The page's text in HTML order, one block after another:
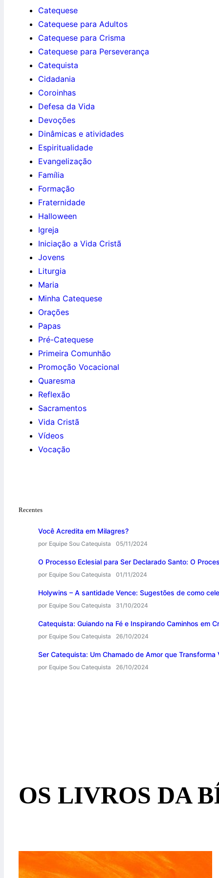
Catequese
Catequese para Adultos
Catequese para Crisma
Catequese para Perseverança
Catequista
Cidadania
Coroinhas
Defesa da Vida
Devoções
Dinâmicas e atividades
Espiritualidade
Evangelização
Família
Formação
Fraternidade
Halloween
Igreja
Iniciação a Vida Cristã
Jovens
Liturgia
Maria
Minha Catequese
Orações
Papas
Pré-Catequese
Primeira Comunhão
Promoção Vocacional
Quaresma
Reflexão
Sacramentos
Vida Cristã
Vídeos
Vocação
Recentes
Você Acredita em Milagres?
por Equipe Sou Catequista 05/11/2024
O Processo Eclesial para Ser Declarado Santo: O
por Equipe Sou Catequista 01/11/2024
Holywins – A santidade Vence: Sugestões de como
por Equipe Sou Catequista 31/10/2024
Catequista: Guiando na Fé e Inspirando Caminhos em
por Equipe Sou Catequista 26/10/2024
Ser Catequista: Um Chamado de Amor que Transforma
por Equipe Sou Catequista 26/10/2024
OS LIVROS DA